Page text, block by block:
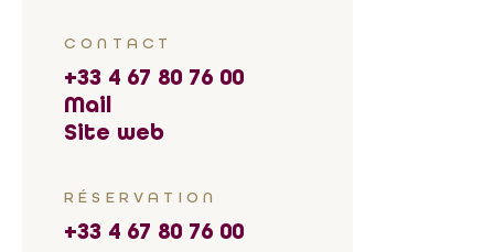
CONTACT
+33 4 67 80 76 00
Mail
Site web
RÉSERVATION
+33 4 67 80 76 00